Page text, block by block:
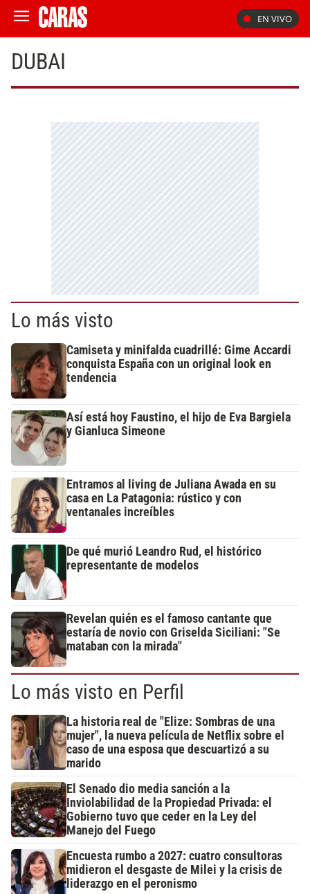
EN VIVO
DUBAI
Lo más visto
Camiseta y minifalda cuadrillé: Gime Accardi
conquista España con un original look en
tendencia
Así está hoy Faustino, el hijo de Eva Bargiela
y Gianluca Simeone
Entramos al living de Juliana Awada en su
casa en La Patagonia: rústico y con
ventanales increíbles
De qué murió Leandro Rud, el histórico
representante de modelos
Revelan quién es el famoso cantante que
estaría de novio con Griselda Siciliani: "Se
mataban con la mirada"
Lo más visto en Perfil
La historia real de "Elize: Sombras de una
mujer", la nueva película de Netflix sobre el
caso de una esposa que descuartizó a su
marido
El Senado dio media sanción a la
Inviolabilidad de la Propiedad Privada: el
Gobierno tuvo que ceder en la Ley del
Manejo del Fuego
Encuesta rumbo a 2027: cuatro consultoras
midieron el desgaste de Milei y la crisis de
liderazgo en el peronismo